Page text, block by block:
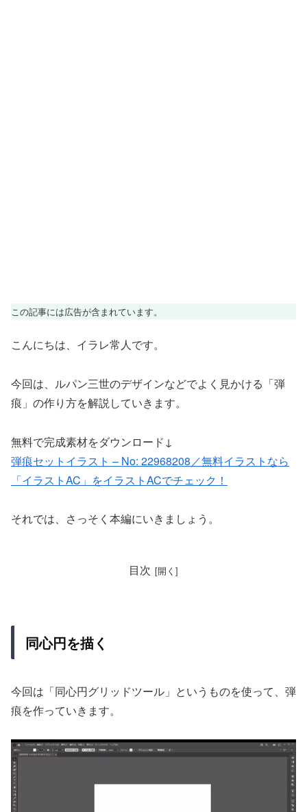
この記事には広告が含まれています。
こんにちは、イラレ常人です。
今回は、ルパン三世のデザインなどでよく見かける「弾
痕」の作り方を解説していきます。
無料で完成素材をダウンロード↓
弾痕セットイラスト – No: 22968208／無料イラストなら
「イラストAC」をイラストACでチェック！
それでは、さっそく本編にいきましょう。
目次
同心円を描く
今回は「同心円グリッドツール」というものを使って、弾
痕を作っていきます。